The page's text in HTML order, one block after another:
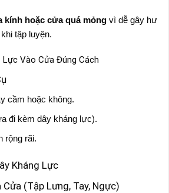
kính hoặc cửa quá mỏng vì dễ gây hư
tập luyện.
Lực Vào Cửa Đúng Cách
cầm hoặc không.
đi kèm dây kháng lực).
rộng rãi.
Kháng Lực
(Tập Lưng, Tay, Ngực)